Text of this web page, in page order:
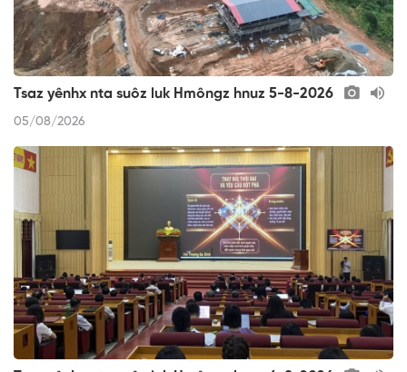
Tsaz yênhx nta suôz luk Hmôngz hnuz 5-8-2026
05/08/2026